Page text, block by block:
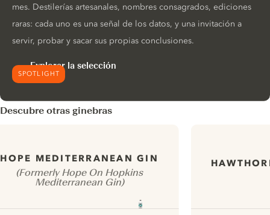
SPOTLIGHT
mes. Destilerías artesanales, nombres consagrados, ediciones
raras: cada uno es una señal de los datos, y una invitación a
servir, probar y sacar sus propias conclusiones.
Explorar la selección
Descubre otras ginebras
HOPE MEDITERRANEAN GIN
(Formerly Hope On Hopkins
Mediterranean Gin)